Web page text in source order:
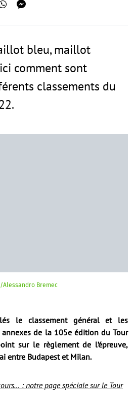
bleu, maillot
comment sont
classements du
Alessandro Bremec
le classement général et les
de la 105e édition du Tour
sur le règlement de l’épreuve,
entre Budapest et Milan.
: notre page spéciale sur le Tour